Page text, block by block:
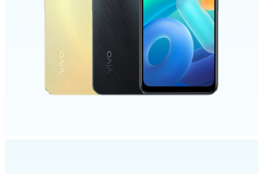
Perú | Seleccione país/región